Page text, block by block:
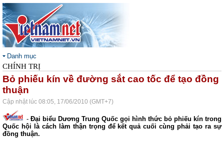
Danh mục
CHÍNH TRỊ
Bỏ phiếu kín về đường sắt cao tốc để tạo đồng
thuận
Cập nhật lúc 08:05, 17/06/2010 (GMT+7)
- Đại biểu Dương Trung Quốc gọi hình thức bỏ phiếu kín trong
Quốc hội là cách làm thận trọng để kết quả cuối cùng phải tạo ra sự
đồng thuận.